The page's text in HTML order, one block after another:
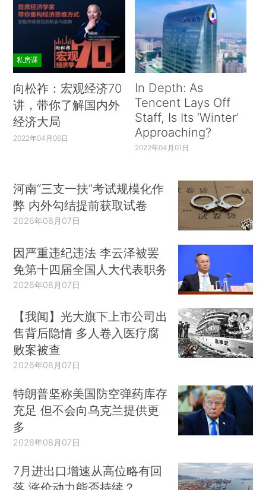
私房课
向松祚：宏观经济70
讲，带你了解国内外
经济大局
2022年04月06日
In Depth: As
Tencent Lays Off
Staff, Is Its ‘Winter’
Approaching?
2022年04月01日
河南“三支一扶”考试规模化作
弊 内外勾结提前获取试卷
2026年08月07日
因严重违纪违法 李云泽被罢
免第十四届全国人大代表职务
2026年08月07日
【我闻】光大旗下上市公司出
售背后隐情 多人卷入医疗腐
败案被查
2026年08月07日
特朗普坚称美国防空弹药库存
充足 但不会向乌克兰提供更
多
2026年08月07日
7月进出口增速从高位略有回